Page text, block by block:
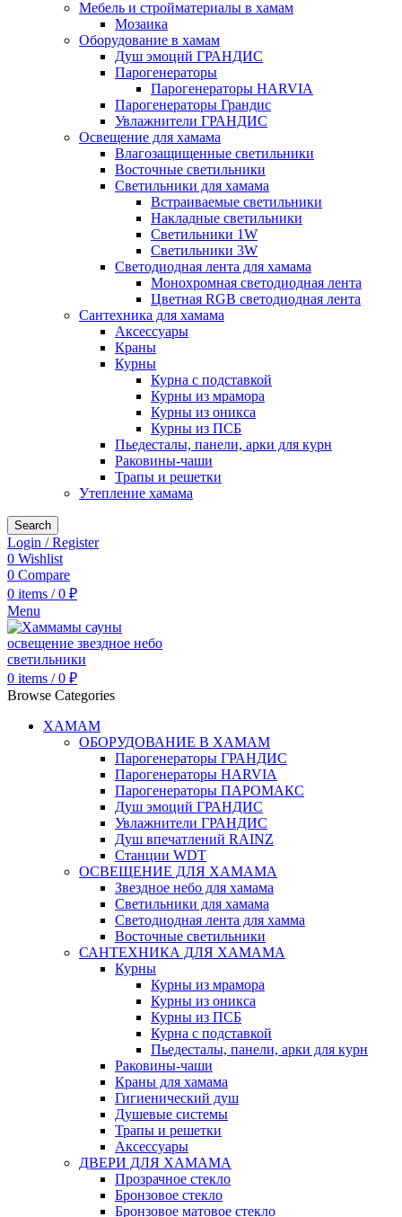
Мебель и стройматериалы в хамам
Мозаика
Оборудование в хамам
Душ эмоций ГРАНДИС
Парогенераторы
Парогенераторы HARVIA
Парогенераторы Грандис
Увлажнители ГРАНДИС
Освещение для хамама
Влагозащищенные светильники
Восточные светильники
Светильники для хамама
Встраиваемые светильники
Накладные светильники
Светильники 1W
Светильники 3W
Светодиодная лента для хамама
Монохромная светодиодная лента
Цветная RGB светодиодная лента
Сантехника для хамама
Аксессуары
Краны
Курны
Курна с подставкой
Курны из мрамора
Курны из оникса
Курны из ПСБ
Пьедесталы, панели, арки для курн
Раковины-чаши
Трапы и решетки
Утепление хамама
Search
Login / Register
0 Wishlist
0 Compare
0 items / 0 ₽
Menu
0 items / 0 ₽
Browse Categories
ХАМАМ
ОБОРУДОВАНИЕ В ХАМАМ
Парогенераторы ГРАНДИС
Парогенераторы HARVIA
Парогенераторы ПАРОМАКС
Душ эмоций ГРАНДИС
Увлажнители ГРАНДИС
Душ впечатлений RAINZ
Станции WDT
ОСВЕЩЕНИЕ ДЛЯ ХАМАМА
Звездное небо для хамама
Светильники для хамама
Светодиодная лента для хамма
Восточные светильники
САНТЕХНИКА ДЛЯ ХАМАМА
Курны
Курны из мрамора
Курны из оникса
Курны из ПСБ
Курна с подставкой
Пьедесталы, панели, арки для курн
Раковины-чаши
Краны для хамама
Гигиенический душ
Душевые системы
Трапы и решетки
Аксессуары
ДВЕРИ ДЛЯ ХАМАМА
Прозрачное стекло
Бронзовое стекло
Бронзовое матовое стекло